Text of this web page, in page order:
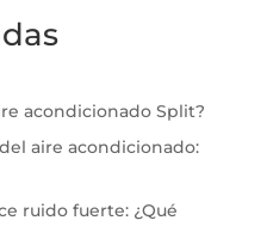
acondicionado Split?
aire acondicionado:
ruido fuerte: ¿Qué